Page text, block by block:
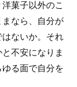
菓子以外のこ
なら、自分が
ないか。それ
不安になりま
る面で自分を